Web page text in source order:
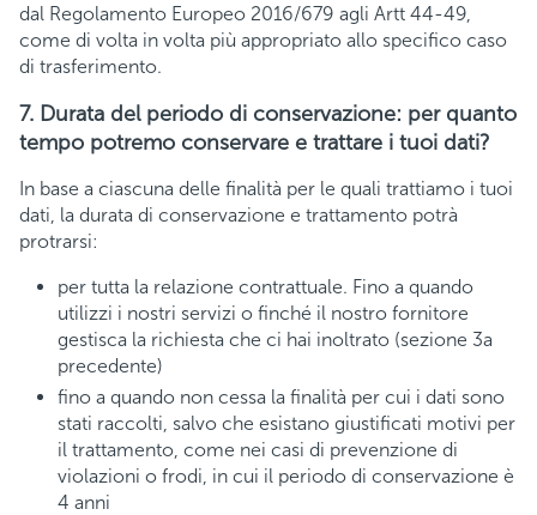
dal Regolamento Europeo 2016/679 agli Artt 44-49,
come di volta in volta più appropriato allo specifico caso
di trasferimento.
7. Durata del periodo di conservazione: per quanto
tempo potremo conservare e trattare i tuoi dati?
In base a ciascuna delle finalità per le quali trattiamo i tuoi
dati, la durata di conservazione e trattamento potrà
protrarsi:
per tutta la relazione contrattuale. Fino a quando
utilizzi i nostri servizi o finché il nostro fornitore
gestisca la richiesta che ci hai inoltrato (sezione 3a
precedente)
fino a quando non cessa la finalità per cui i dati sono
stati raccolti, salvo che esistano giustificati motivi per
il trattamento, come nei casi di prevenzione di
violazioni o frodi, in cui il periodo di conservazione è
4 anni